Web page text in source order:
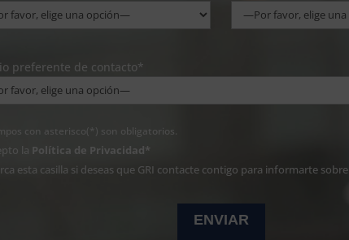
preferente de contacto*
con asterisco(*) son obligatorios.
la Política de Privacidad*
esta casilla si deseas que GRI contacte contigo para informarte sobre